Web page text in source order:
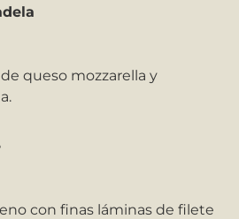
queso mozzarella y
con finas láminas de filete